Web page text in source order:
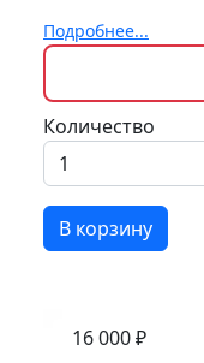
Подробнее...
Количество
В корзину
16 000 ₽